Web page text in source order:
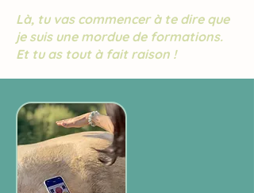
Là, tu vas commencer à te dire que
je suis une mordue de formations.
Et tu as tout à fait raison !